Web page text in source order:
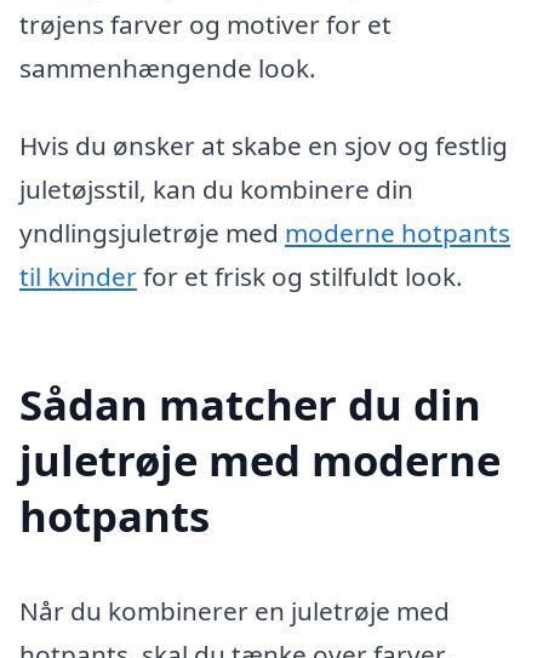
trøjens farver og motiver for et
sammenhængende look.
Hvis du ønsker at skabe en sjov og festlig
juletøjsstil, kan du kombinere din
yndlingsjuletrøje med moderne hotpants
til kvinderfor et frisk og stilfuldt look.
Sådan matcher du din
juletrøje med moderne
hotpants
Når du kombinerer en juletrøje med